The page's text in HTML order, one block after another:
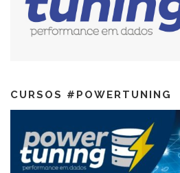
CURSOS #POWERTUNING